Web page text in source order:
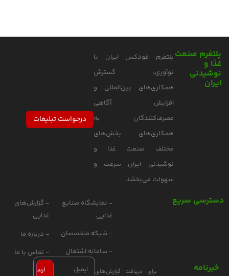
پلتفرم صنعت
غذا و
نوشیدنی
ایران
پلتفرم فودکس ایران با
نوآوری، گسترش
همکاری‌های بین‌المللی و
افزایش آگاهی
مصرف‌کنندگان به
همکاری‌های بخش‌های
مختلف صنعت غذا و
نوشیدنی ایران سرعت و
سهولت می‌بخشد.
درخواست تبلیغات
دسترسی سریع
- نمایشگاه صنایع
غذایی
- شبکه متخصصان
- سامانه اشتغال
- گزارش‌های
غذایی
- درباره ما
- تماس با ما
خبرنامه برای دریافت گزارش‌های